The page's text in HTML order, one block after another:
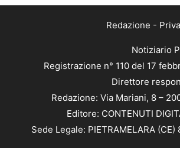
Redazione -
Notiziario
Registrazione n° 110 del 17
Direttore
Redazione: Via Mariani, 8 –
Editore: CONTENUTI
Sede Legale: PIETRAMELARA